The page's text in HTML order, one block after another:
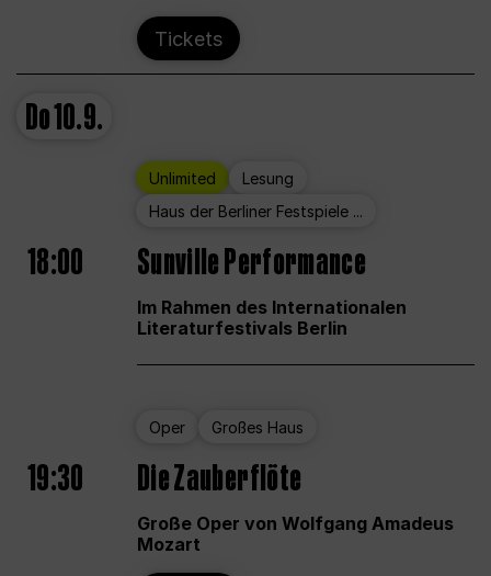
Tickets
Do10.9.
Unlimited
Lesung
Haus der Berliner Festspiele ...
18:00 Sunville Performance
Im Rahmen des Internationalen
Literaturfestivals Berlin
Oper Großes Haus
19:30 Die Zauberflöte
Große Oper von Wolfgang Amadeus
Mozart